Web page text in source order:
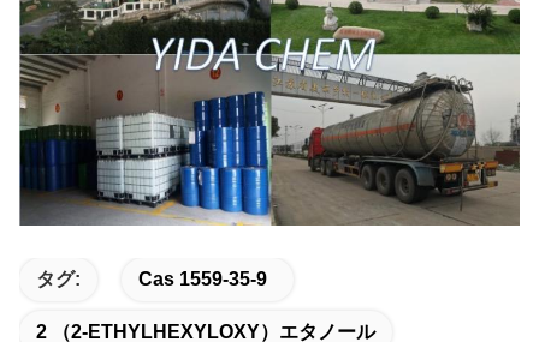
タグ: Cas 1559-35-9
2 （2-ETHYLHEXYLOXY）エタノール